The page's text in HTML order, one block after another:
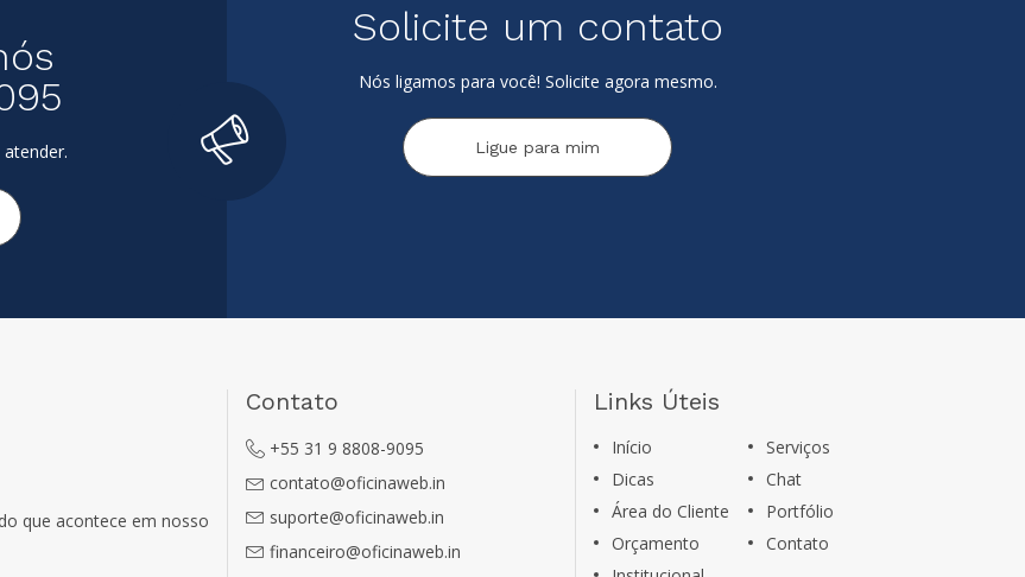
Solicite um contato
Nós ligamos para você! Solicite agora mesmo.
Ligue para mim
que acontece em nosso
Contato
+55 31 9 8808-9095
contato@oficinaweb.in
suporte@oficinaweb.in
financeiro@oficinaweb.in
Links Úteis
Início
Serviços
Dicas
Chat
Área do Cliente
Portfólio
Orçamento
Contato